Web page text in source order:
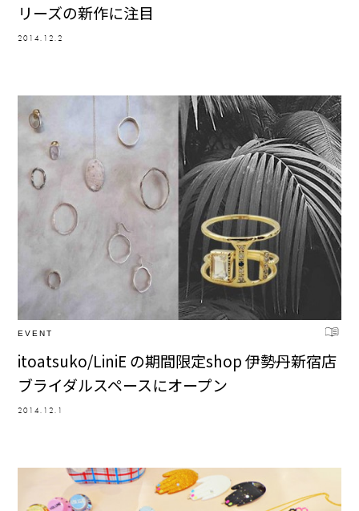
リーズの新作に注目
2014.12.2
EVENT
itoatsuko/LiniE の期間限定shop 伊勢丹新宿店
ブライダルスペースにオープン
2014.12.1